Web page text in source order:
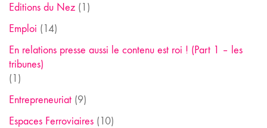
Editions du Nez (1)
Emploi (14)
En relations presse aussi le contenu est roi ! (Part 1 – les
tribunes)
(1)
Entrepreneuriat (9)
Espaces Ferroviaires (10)